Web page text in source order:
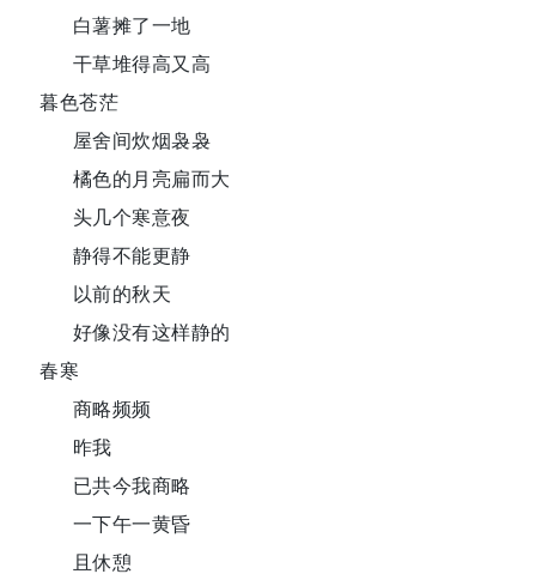
白薯摊了一地
干草堆得高又高
暮色苍茫
屋舍间炊烟袅袅
橘色的月亮扁而大
头几个寒意夜
静得不能更静
以前的秋天
好像没有这样静的
春寒
商略频频
昨我
已共今我商略
一下午一黄昏
且休憩